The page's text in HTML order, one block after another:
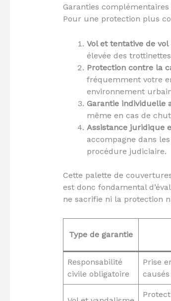
Garanties
Pour une protection plus
Vol et tentative de vol
élevée des
Protection contre la
fréquemment votre
environnement
Garantie individuelle
même en cas de
Assistance juridique
accompagne dans
procédure judiciaire.
Cette palette de
est donc fondamental
ne sacrifie ni la protection
Type de garantie
Responsabilité
civile obligatoire
Prise